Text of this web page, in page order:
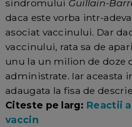
sindromului Guillain-
daca este vorba intr-
asociat vaccinului. Dar
vaccinului, rata sa de
unu la un milion de doze
administrate. Iar aceasta
adaugata la fisa de
Citeste pe larg: Reactii
vaccin